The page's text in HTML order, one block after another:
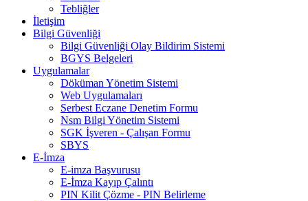
Tebliğler
İletişim
Bilgi Güvenliği
Bilgi Güvenliği Olay Bildirim Sistemi
BGYS Belgeleri
Uygulamalar
Döküman Yönetim Sistemi
Web Uygulamaları
Serbest Eczane Denetim Formu
Nsm Bilgi Yönetim Sistemi
SGK İşveren - Çalışan Formu
SBYS
E-İmza
E-imza Başvurusu
E-İmza Kayıp Çalıntı
PIN Kilit Çözme - PIN Belirleme